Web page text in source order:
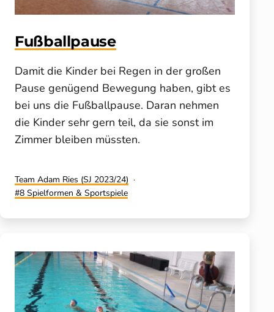
Fußballpause
Damit die Kinder bei Regen in der großen
Pause genügend Bewegung haben, gibt es
bei uns die Fußballpause. Daran nehmen
die Kinder sehr gern teil, da sie sonst im
Zimmer bleiben müssten.
Kategorisiert
als
Team Adam Ries (SJ 2023/24)
Verschlagwortet
8 Spielformen & Sportspiele